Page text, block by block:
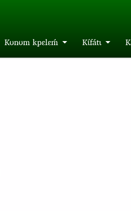
Kʊnʊm kpɛlɛḿ Kɩ́fátɩ